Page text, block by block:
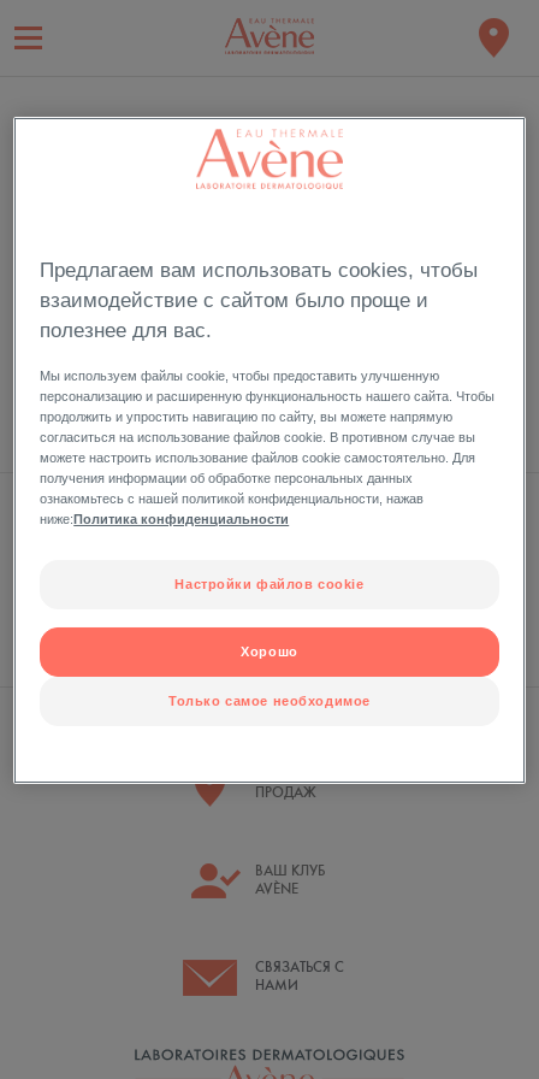
ВХОД
Подпишитесь и пользуйтесь привилегиями члена Eau Thermale
Забыли пароль?
МОЯ ПОДПИСКА НА НОВОСТИ
СОЗДАТЬ АККАУНТ
ПРОДАЖ
ВАШ КЛУБ
AVÈNE
СВЯЗАТЬСЯ С
НАМИ
Предлагаем вам использовать cookies, чтобы
взаимодействие с сайтом было проще и
полезнее для вас.
Мы используем файлы cookie, чтобы предоставить улучшенную
персонализацию и расширенную функциональность нашего сайта. Чтобы
продолжить и упростить навигацию по сайту, вы можете напрямую
согласиться на использование файлов cookie. В противном случае вы
можете настроить использование файлов cookie самостоятельно. Для
получения информации об обработке персональных данных
ознакомьтесь с нашей политикой конфиденциальности, нажав
ниже: Политика конфиденциальности
Настройки файлов cookie
Только самое необходимое
Хорошо